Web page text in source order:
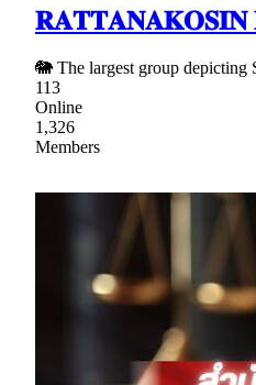
🐘 The largest group depicting
113
Online
1,326
Members